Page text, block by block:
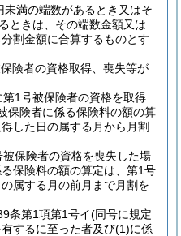
満の端数があるとき又はそ
ときは、その端数金額又は
割金額に合算するものとす
険者の資格取得、喪失等が
1号被保険者の資格を取得
保険者に係る保険料の額の算
した日の属する月から月割
保険者の資格を喪失した場
保険料の額の算定は、第1号
属する月の前月まで月割を
条第1項第1号イ(同号に規定
するに至った者及び(1)に係